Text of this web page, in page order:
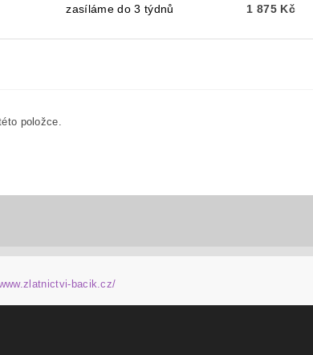
zasíláme do 3 týdnů 1 875 Kč
položce.
bacik.cz/